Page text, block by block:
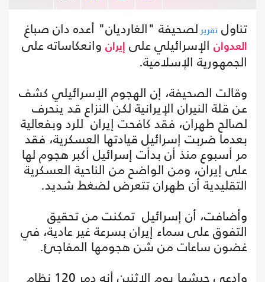
تناول تقرير لصحيفة "الغارديان" أعده دان صباغ
العدوان الإسرائيلي على إيران وانعكاساته على
الجمهورية الإسلامية.
وقالت الصحيفة، إن الهجوم الإسرائيلي كشف
عن قلة النيران الإيرانية لكن النزاع قد ينحرف
لصالح طهران، فقد كافحت إيران للرد وبفعالية
بعدما ضربت إسرائيل قيادتها العسكرية، فقد
مر أسبوع منذ أن بدأت إسرائيل أكبر هجوم لها
على إيران، ومن الواضح من الناحية العسكرية
التقليدية أن طهران تتعرض لضغط شديد.
وأضافت، أن إسرائيل تمكنت من تحقيق
التفوق على سماء إيران بسرعة غير عادية، في
غضون ساعات من شن هجومها المفاجئ.
وادعى جيشها يوم الاثنين أنه دمر 120 نظام